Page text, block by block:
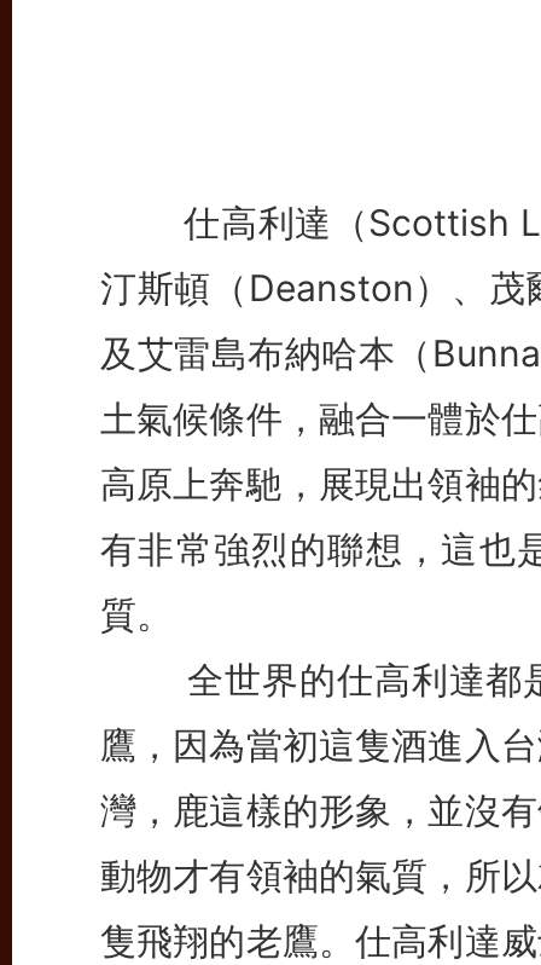
仕高利達（Scottish
汀斯頓（Deanston）、
及艾雷島布納哈本（
土氣候條件，融合一體於
高原上奔馳，展現出領袖
有非常強烈的聯想，這也
質。
全世界的仕高利達都是
鷹，因為當初這隻酒進入
灣，鹿這樣的形象，並沒
動物才有領袖的氣質，所
隻飛翔的老鷹。仕高利達